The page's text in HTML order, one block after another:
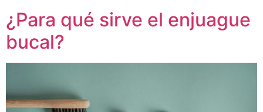
¿Para qué sirve el enjuague
bucal?